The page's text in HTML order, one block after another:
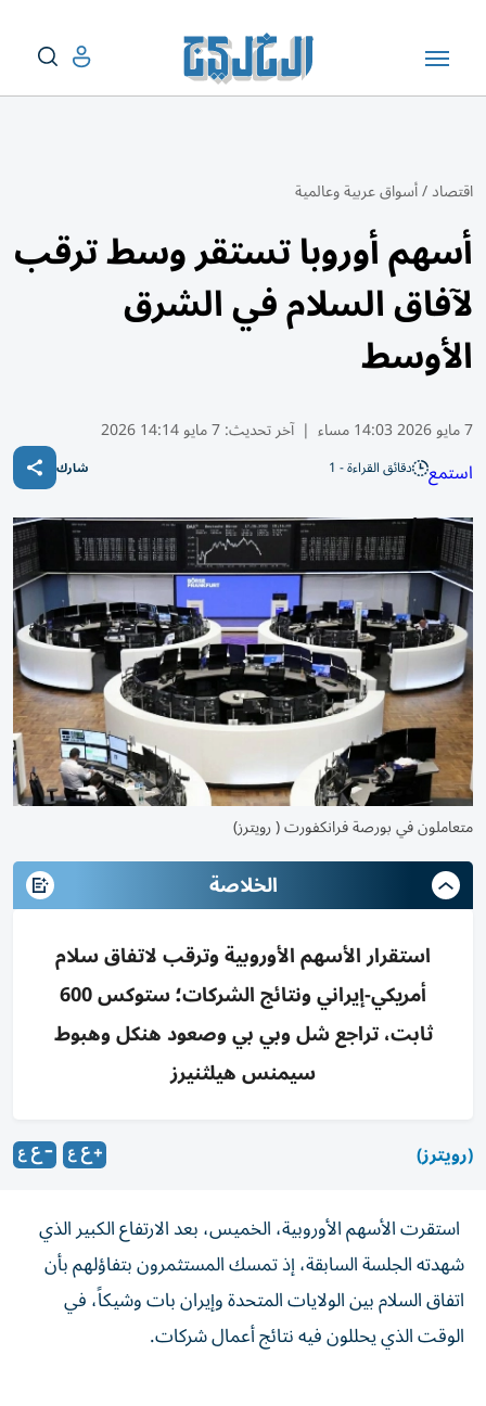
اقتصاد/أسواق عربية وعالمية
أسهم أوروبا تستقر وسط ترقب
لآفاق السلام في الشرق
الأوسط
7 مايو 2026 14:03 مساء | آخر تحديث:7 مايو 14:14 2026
استمع دقائق القراءة - 1 شارك
متعاملون في بورصة فرانكفورت ( رويترز)
الخلاصة
استقرار الأسهم الأوروبية وترقب لاتفاق سلام
أمريكي-إيراني ونتائج الشركات؛ ستوكس 600
ثابت، تراجع شل وبي بي وصعود هنكل وهبوط
سيمنس هيلثنيرز
(رويترز)
استقرت الأسهم الأوروبية، الخميس، بعد الارتفاع الكبير الذي
شهدته الجلسة السابقة، إذ تمسك المستثمرون بتفاؤلهم ‌بأن
اتفاق السلام بين الولايات المتحدة وإيران بات وشيكاً، ​في
⁠الوقت الذي يحللون فيه نتائج ‌أعمال شركات.